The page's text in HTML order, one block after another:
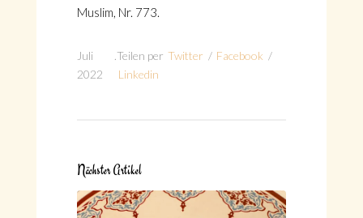
Muslim, Nr. 773.
Juli
2022
Teilen per Twitter / Facebook /
Linkedin
Nächster Artikel